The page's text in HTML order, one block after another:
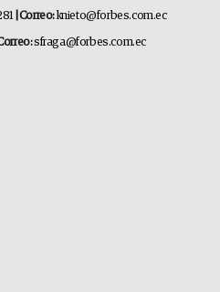
| Correo: knieto@forbes.com.ec
sfraga@forbes.com.ec